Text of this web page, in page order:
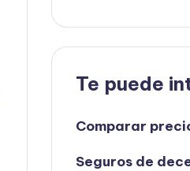
Te puede
Comparar
Seguros de